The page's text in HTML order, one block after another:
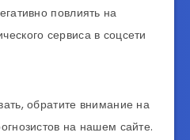
повлиять на
сервиса в соцсети
обратите внимание на
на нашем сайте.